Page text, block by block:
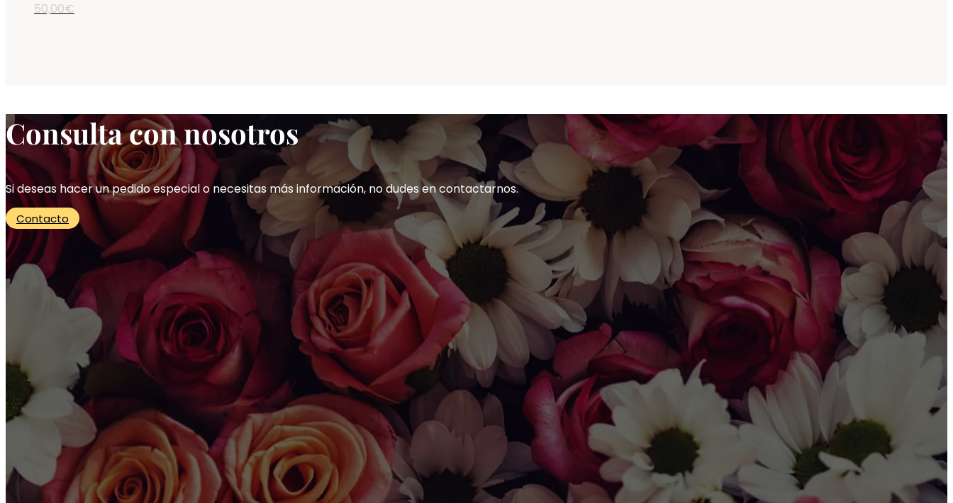
50,00€
Consulta con nosotros
Si deseas hacer un pedido especial o necesitas más información, no dudes en contactarnos.
Contacto